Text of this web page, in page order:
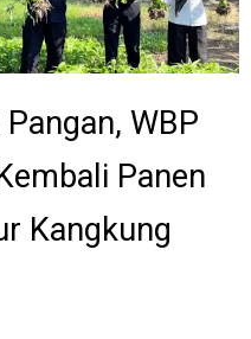
WBP
Panen
Kangkung